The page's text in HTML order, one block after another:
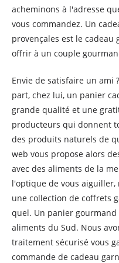
acheminons à l'adresse
vous commandez. Un
provençales est le
offrir à un couple
Envie de satisfaire un ami
part, chez lui, un panier
grande qualité et une
producteurs qui donnent
des produits naturels de
web vous propose alors
avec des aliments de la
l'optique de vous
une collection de coffrets
quel. Un panier
aliments du Sud. Nous
traitement sécurisé vous
commande de cadeau